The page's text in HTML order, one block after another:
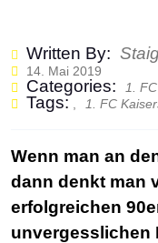
Written By:
14. Mai 2019
Categories: 1.
Tags: 1. FC
Wenn man an
dann denkt man
erfolgreichen
unvergesslichen